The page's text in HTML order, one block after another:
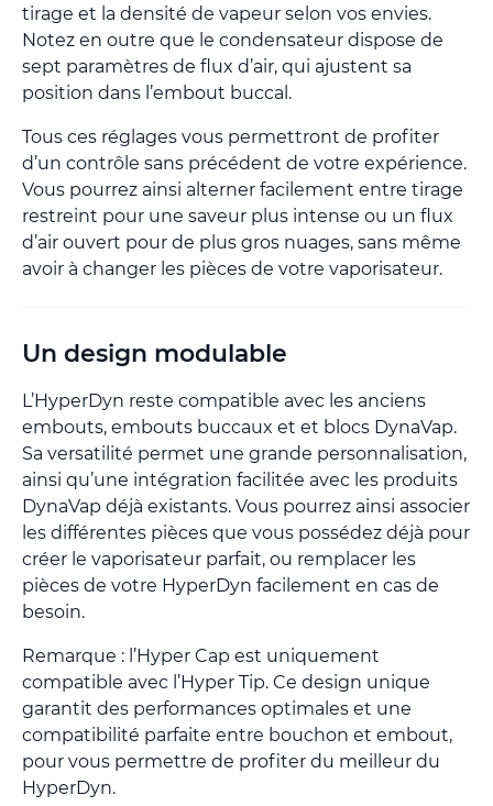
tirage et la densité de vapeur selon vos envies.
Notez en outre que le condensateur dispose de
sept paramètres de flux d’air, qui ajustent sa
position dans l’embout buccal.
Tous ces réglages vous permettront de profiter
d’un contrôle sans précédent de votre expérience.
Vous pourrez ainsi alterner facilement entre tirage
restreint pour une saveur plus intense ou un flux
d’air ouvert pour de plus gros nuages, sans même
avoir à changer les pièces de votre vaporisateur.
Un design modulable
L’HyperDyn reste compatible avec les anciens
embouts, embouts buccaux et et blocs DynaVap.
Sa versatilité permet une grande personnalisation,
ainsi qu’une intégration facilitée avec les produits
DynaVap déjà existants. Vous pourrez ainsi associer
les différentes pièces que vous possédez déjà pour
créer le vaporisateur parfait, ou remplacer les
pièces de votre HyperDyn facilement en cas de
besoin.
Remarque : l’Hyper Cap est uniquement
compatible avec l’Hyper Tip. Ce design unique
garantit des performances optimales et une
compatibilité parfaite entre bouchon et embout,
pour vous permettre de profiter du meilleur du
HyperDyn.